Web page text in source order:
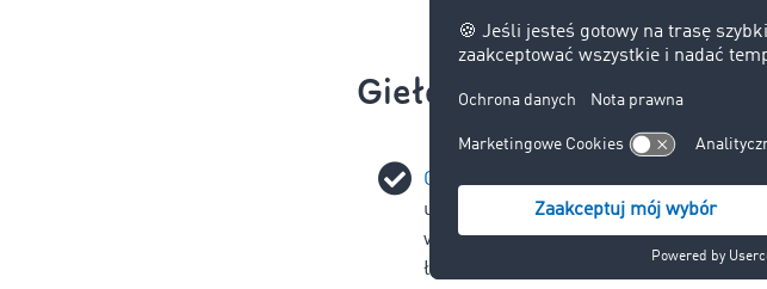
Giełda Transportowa
Giełda Transportowa TIMOCOM
umożliwia firmom szybkie i łatwe
wyszukiwanie i oferowanie
ładunków oraz wolnych pojazdów.